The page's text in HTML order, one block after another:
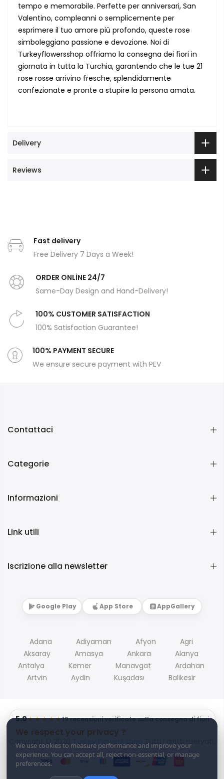
We respect your privacy ?
We use cookies to measure performance and improve your
experience. You can accept all, reject non-essential, or manage
preferences.
tempo e memorabile. Perfette per anniversari, San
Valentino, compleanni o semplicemente per
esprimere il tuo amore più profondo, queste rose
simboleggiano passione e devozione. Noi di
Turkeyflowersshop offriamo la consegna dei fiori in
giornata in tutta la Turchia, garantendo che le tue 21
rose rosse arrivino fresche, splendidamente
confezionate e pronte a stupire la persona amata.
Delivery
Reviews
Fast delivery
Free Delivery 7 Days a Week!
ORDER ONLİNE 24/7
Same-Day Design and Hand-Delivery!
100% CUSTOMER SATISFACTION
100% Satisfaction Guarantee!
100% PAYMENT SECURE
We ensure secure payment with PEV
Contattaci
Categorie
Informazioni
Link utili
Iscrizione alla newsletter
Google Play App Store AppGallery
Adana Adiyaman Afyon
Agri
Aksaray
Amasya Ankara
Alanya
Antalya
Kemer Manavgat
Ardahan
Artvin
Aydin Kuşadası Balikesir
5.0★★★★★19 recensioni verificate sulla consegna di fiori
Copyright © 2026 Turkey Flowers shop Tutti i diritti riservati.